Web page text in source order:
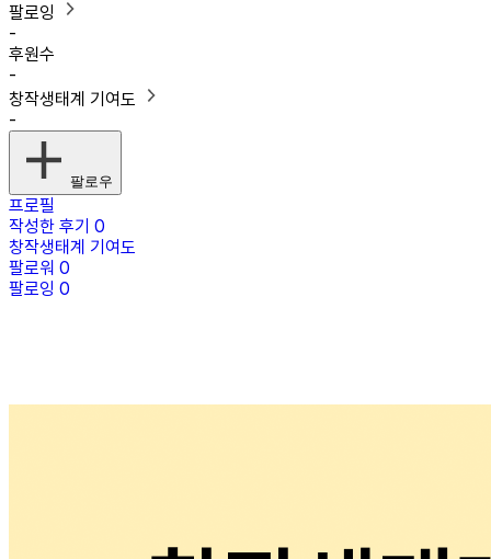
팔로잉
-
후원수
-
창작생태계 기여도
-
팔로우
프로필
작성한 후기 0
창작생태계 기여도
팔로워 0
팔로잉 0